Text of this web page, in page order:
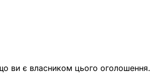
ви є власником цього оголошення.